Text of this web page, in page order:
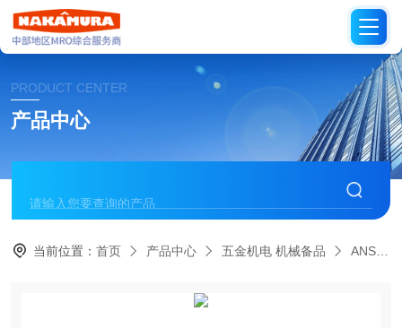
PRODUCT CENTER
产品中心
当前位置：首页 产品中心 五金机电 机械备品 ANSELL美国安思尔